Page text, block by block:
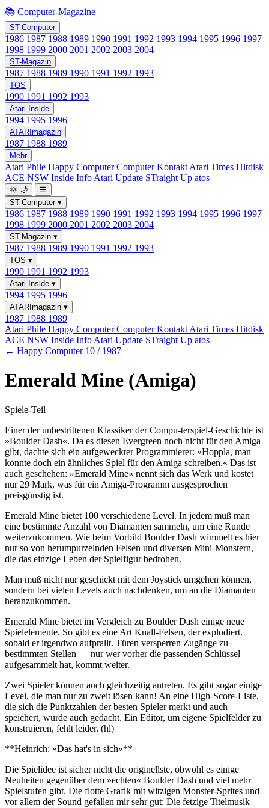
📚 Computer-Magazine
ST-Computer
1986 1987 1988 1989 1990 1991 1992 1993 1994 1995 1996 1997
1998 1999 2000 2001 2002 2003 2004
ST-Magazin
1987 1988 1989 1990 1991 1992 1993
TOS
1990 1991 1992 1993
Atari Inside
1994 1995 1996
ATARImagazin
1987 1988 1989
Mehr
Atari Phile Happy ComputerComputer Kontakt Atari Times Hitdisk
ACE NSW Inside Info Atari Update STraight Up atos
🌞 🌙
☰
ST-Computer ▾
1986 1987 1988 1989 1990 1991 1992 1993 1994 1995 1996 1997
1998 1999 2000 2001 2002 2003 2004
ST-Magazin ▾
1987 1988 1989 1990 1991 1992 1993
TOS ▾
1990 1991 1992 1993
Atari Inside ▾
1994 1995 1996
ATARImagazin ▾
1987 1988 1989
Atari Phile Happy ComputerComputer Kontakt Atari Times Hitdisk
ACE NSW Inside Info Atari Update STraight Up atos
← Happy Computer 10 / 1987
Emerald Mine (Amiga)
Spiele-Teil
Einer der unbestrittenen Klassiker der Compu-terspiel-Geschichte ist
»Boulder Dash«. Da es diesen Evergreen noch nicht für den Amiga
gibt, dachte sich ein aufgeweckter Programmierer: »Hoppla, man
könnte doch ein ähnliches Spiel für den Amiga schreiben.« Das ist
auch geschehen: »Emerald Mine« nennt sich das Werk und kostet
nur 29 Mark, was für ein Amiga-Programm ausgesprochen
preisgünstig ist.
Emerald Mine bietet 100 verschiedene Level. In jedem muß man
eine bestimmte Anzahl von Diamanten sammeln, um eine Runde
weiterzukommen. Wie beim Vorbild Boulder Dash wimmelt es hier
nur so von herumpurzelnden Felsen und diversen Mini-Monstern,
die das einzige Leben der Spielfigur bedrohen.
Man muß nicht nur geschickt mit dem Joystick umgehen können,
sondern bei vielen Levels auch nachdenken, um an die Diamanten
heranzukommen.
Emerald Mine bietet im Vergleich zu Boulder Dash einige neue
Spielelemente. So gibt es eine Art Knall-Felsen, der explodiert.
sobald er irgendwo aufprallt. Türen versperren Zugänge zu
bestimmten Stellen — nur wer vorher die passenden Schlüssel
aufgesammelt hat, kommt weiter.
Zwei Spieler können auch gleichzeitig antreten. Es gibt sogar einige
Level, die man nur zu zweit lösen kann! An eine High-Score-Liste,
die sich die Punktzahlen der besten Spieler merkt und auch
speichert, wurde auch gedacht. Ein Editor, um eigene Spielfelder zu
konstruieren, fehlt leider. (hl)
**Heinrich: »Das hat's in sich«**
Die Spielidee ist sicher nicht die originellste, obwohl es einige
Neuheiten gegenüber dem »echten« Boulder Dash und viel mehr
Spielstufen gibt. Die flotte Grafik mit witzigen Monster-Sprites und
vor allem der Sound gefallen mir sehr gut: Die fetzige Titelmusik